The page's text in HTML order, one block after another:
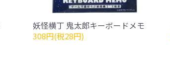
妖怪横丁 鬼太郎キーボードメモ
308円(税28円)